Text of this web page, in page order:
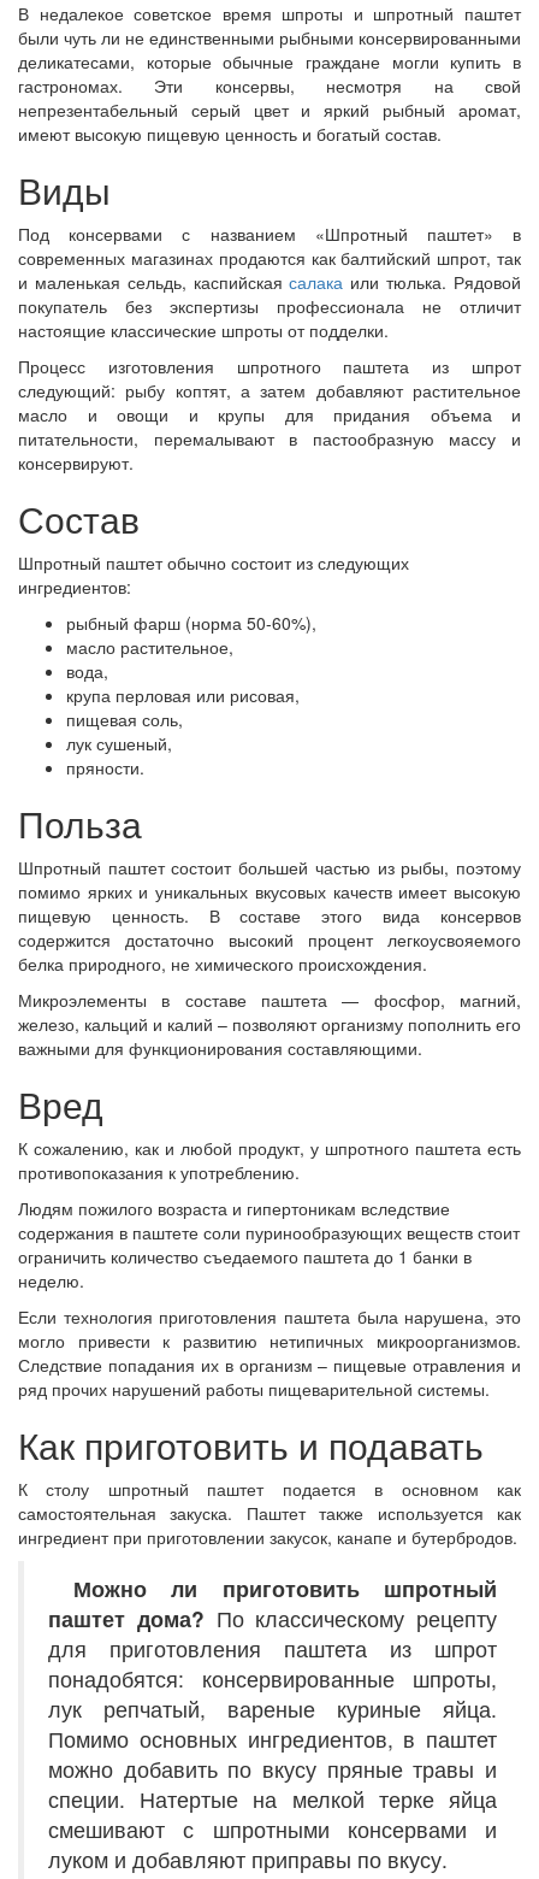
В недалекое советское время шпроты и шпротный паштет
были чуть ли не единственными рыбными консервированными
деликатесами, которые обычные граждане могли купить в
гастрономах. Эти консервы, несмотря на свой
непрезентабельный серый цвет и яркий рыбный аромат,
имеют высокую пищевую ценность и богатый состав.
Виды
Под консервами с названием «Шпротный паштет» в
современных магазинах продаются как балтийский шпрот, так
и маленькая сельдь, каспийскаясалака или тюлька. Рядовой
покупатель без экспертизы профессионала не отличит
настоящие классические шпроты от подделки.
Процесс изготовления шпротного паштета из шпрот
следующий: рыбу коптят, а затем добавляют растительное
масло и овощи и крупы для придания объема и
питательности, перемалывают в пастообразную массу и
консервируют.
Состав
Шпротный паштет обычно состоит из следующих
ингредиентов:
рыбный фарш (норма 50-60%),
масло растительное,
вода,
крупа перловая или рисовая,
пищевая соль,
лук сушеный,
пряности.
Польза
Шпротный паштет состоит большей частью из рыбы, поэтому
помимо ярких и уникальных вкусовых качеств имеет высокую
пищевую ценность. В составе этого вида консервов
содержится достаточно высокий процент легкоусвояемого
белка природного, не химического происхождения.
Микроэлементы в составе паштета — фосфор, магний,
железо, кальций и калий – позволяют организму пополнить его
важными для функционирования составляющими.
Вред
К сожалению, как и любой продукт, у шпротного паштета есть
противопоказания к употреблению.
Людям пожилого возраста и гипертоникам вследствие
содержания в паштете соли пуринообразующих веществ стоит
ограничить количество съедаемого паштета до 1 банки в
неделю.
Если технология приготовления паштета была нарушена, это
могло привести к развитию нетипичных микроорганизмов.
Следствие попадания их в организм – пищевые отравления и
ряд прочих нарушений работы пищеварительной системы.
Как приготовить и подавать
К столу шпротный паштет подается в основном как
самостоятельная закуска. Паштет также используется как
ингредиент при приготовлении закусок, канапе и бутербродов.
Можно ли приготовить шпротный
паштет дома? По классическому рецепту
для приготовления паштета из шпрот
понадобятся: консервированные шпроты,
лук репчатый, вареные куриные яйца.
Помимо основных ингредиентов, в паштет
можно добавить по вкусу пряные травы и
специи. Натертые на мелкой терке яйца
смешивают с шпротными консервами и
луком и добавляют приправы по вкусу.